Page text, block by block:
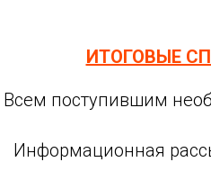
ИТОГОВЫЕ
Всем поступившим
Информационная